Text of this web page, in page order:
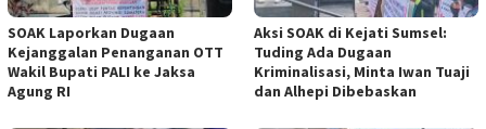
SOAK Laporkan Dugaan
Kejanggalan Penanganan OTT
Wakil Bupati PALI ke Jaksa
Agung RI
Aksi SOAK di Kejati Sumsel:
Tuding Ada Dugaan
Kriminalisasi, Minta Iwan Tuaji
dan Alhepi Dibebaskan